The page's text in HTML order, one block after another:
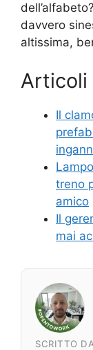
davvero
altissima,
Articoli
Il
treno
amico
Il
mai
SCRITTO DA